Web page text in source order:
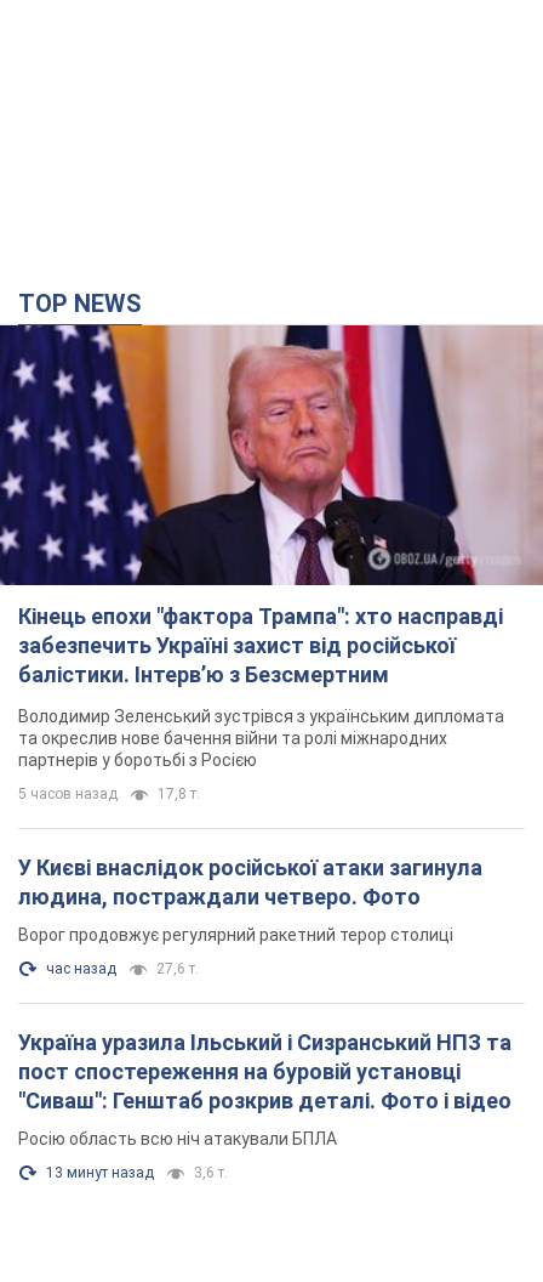
TOP NEWS
Кінець епохи "фактора Трампа": хто насправді
забезпечить Україні захист від російської
балістики. Інтерв’ю з Безсмертним
Володимир Зеленський зустрівся з українським дипломата
та окреслив нове бачення війни та ролі міжнародних
партнерів у боротьбі з Росією
5 часов назад 17,8 т.
У Києві внаслідок російської атаки загинула
людина, постраждали четверо. Фото
Ворог продовжує регулярний ракетний терор столиці
час назад 27,6 т.
Україна уразила Ільський і Сизранський НПЗ та
пост спостереження на буровій установці
"Сиваш": Генштаб розкрив деталі. Фото і відео
Росію область всю ніч атакували БПЛА
13 минут назад 3,6 т.